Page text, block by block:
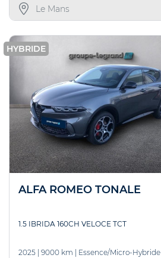
Le Mans
HYBRIDE
ALFA ROMEO TONALE
1.5 IBRIDA 160CH VELOCE TCT
2025 9000 km Essence/Micro-Hybride